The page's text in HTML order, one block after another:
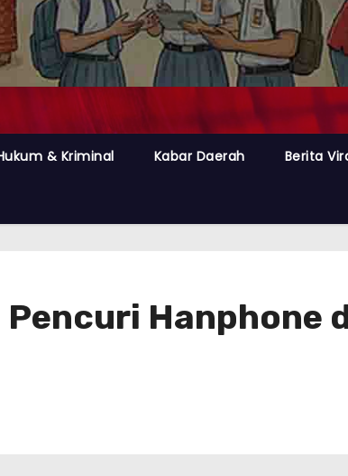
& Kriminal Kabar Daerah Berita
Hanphone